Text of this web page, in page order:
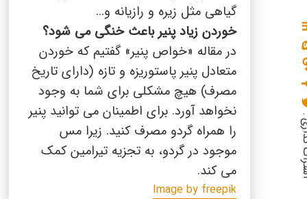
گیاهی مثل زیره و رازیانه و...
خوردن زیاد پنیر باعث خنگی می شود؟
در مقاله «خواص پنیر» گفتیم که خوردن
متعادل پنیر پاستوریزه و تازه (دارای تاریخ
مصرف) هیچ مشکلی برای شما به وجود
نخواهد آورد. برای اطمینان می توانید پنیر
را همراه گردو مصرف کنید. زیرا مس
موجود در گردو، به تجزیه تیرامین کمک
می کند.
Image by freepik
: